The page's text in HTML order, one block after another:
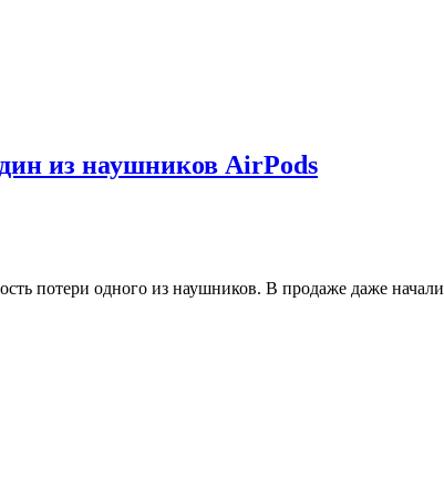
из наушников AirPods
потери одного из наушников. В продаже даже